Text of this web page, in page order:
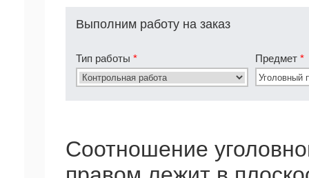
Выполним работу на заказ
Тип работы * Предмет *
Соотношение